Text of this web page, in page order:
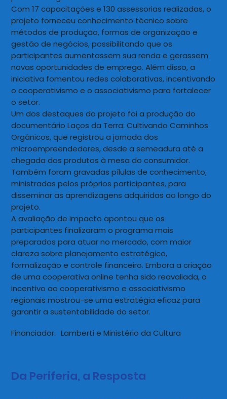
Com 17 capacitações e 130 assessorias realizadas, o
projeto forneceu conhecimento técnico sobre
métodos de produção, formas de organização e
gestão de negócios, possibilitando que os
participantes aumentassem sua renda e gerassem
novas oportunidades de emprego. Além disso, a
iniciativa fomentou redes colaborativas, incentivando
o cooperativismo e o associativismo para fortalecer
o setor.
Um dos destaques do projeto foi a produção do
documentário Laços da Terra: Cultivando Caminhos
Orgânicos, que registrou a jornada dos
microempreendedores, desde a semeadura até a
chegada dos produtos à mesa do consumidor.
Também foram gravadas pílulas de conhecimento,
ministradas pelos próprios participantes, para
disseminar as aprendizagens adquiridas ao longo do
projeto.
A avaliação de impacto apontou que os
participantes finalizaram o programa mais
preparados para atuar no mercado, com maior
clareza sobre planejamento estratégico,
formalização e controle financeiro. Embora a criação
de uma cooperativa online tenha sido reavaliada, o
incentivo ao cooperativismo e associativismo
regionais mostrou-se uma estratégia eficaz para
garantir a sustentabilidade do setor.
Lamberti e Ministério da Cultura
Financiador:
Da Periferia, a Resposta